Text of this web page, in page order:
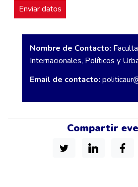
Nombre de Contacto:
Internacionales, Políticos y
Email de contacto:
Compartir